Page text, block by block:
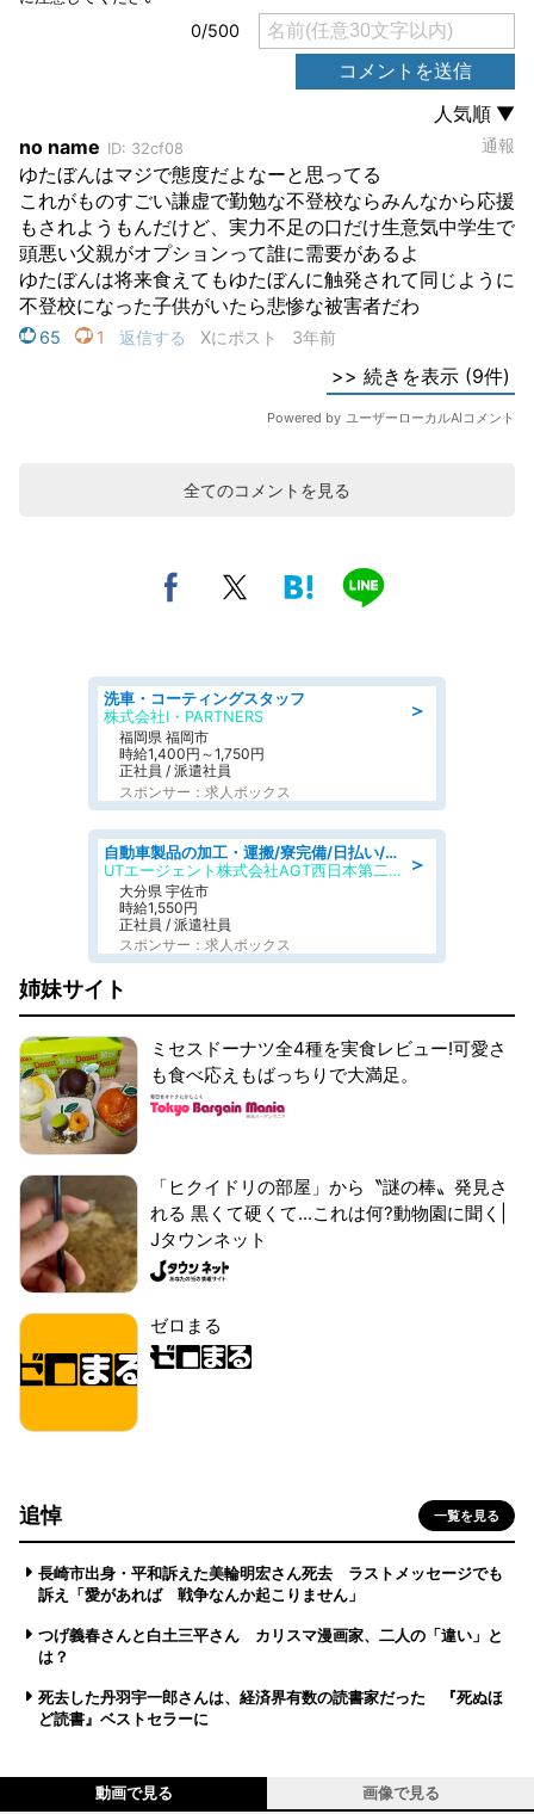
全てのコメントを見る
＞
洗車・コーティングスタッフ
株式会社I・PARTNERS
福岡県 福岡市
時給1,400円～1,750円
正社員 / 派遣社員
スポンサー：求人ボックス
＞
自動車製品の加工・運搬/寮完備/日払い/工場・製造
UTエージェント株式会社AGT西日本第二CU
大分県 宇佐市
時給1,550円
正社員 / 派遣社員
スポンサー：求人ボックス
姉妹サイト
ミセスドーナツ全4種を実食レビュー!可愛さ
も食べ応えもばっちりで大満足。
「ヒクイドリの部屋」から〝謎の棒〟発見さ
れる 黒くて硬くて...これは何?動物園に聞く|
Jタウンネット
ゼロまる
追悼 一覧を見る
長崎市出身・平和訴えた美輪明宏さん死去 ラストメッセージでも
訴え「愛があれば 戦争なんか起こりません」
つげ義春さんと白土三平さん カリスマ漫画家、二人の「違い」と
は？
死去した丹羽宇一郎さんは、経済界有数の読書家だった 『死ぬほ
ど読書』ベストセラーに
動画で見る 画像で見る